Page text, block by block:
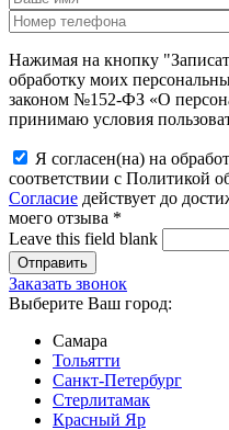
Нажимая на кнопку
обработку моих
законом №152-ФЗ «О
принимаю условия
Я согласен(на) на
соответствии с Политикой
Согласие действует до
моего отзыва *
Leave this field blank
Заказать звонок
Выберите Ваш город:
Самара
Тольятти
Санкт-Петербург
Стерлитамак
Красный Яр